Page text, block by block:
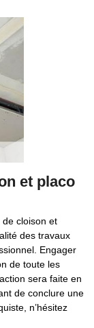
et placo
cloison et
des travaux
Engager
de toute les
sera faite en
de conclure une
n’hésitez